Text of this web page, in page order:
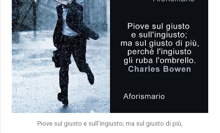
Piove sul giusto e sull'ingiusto; ma sul giusto di più,